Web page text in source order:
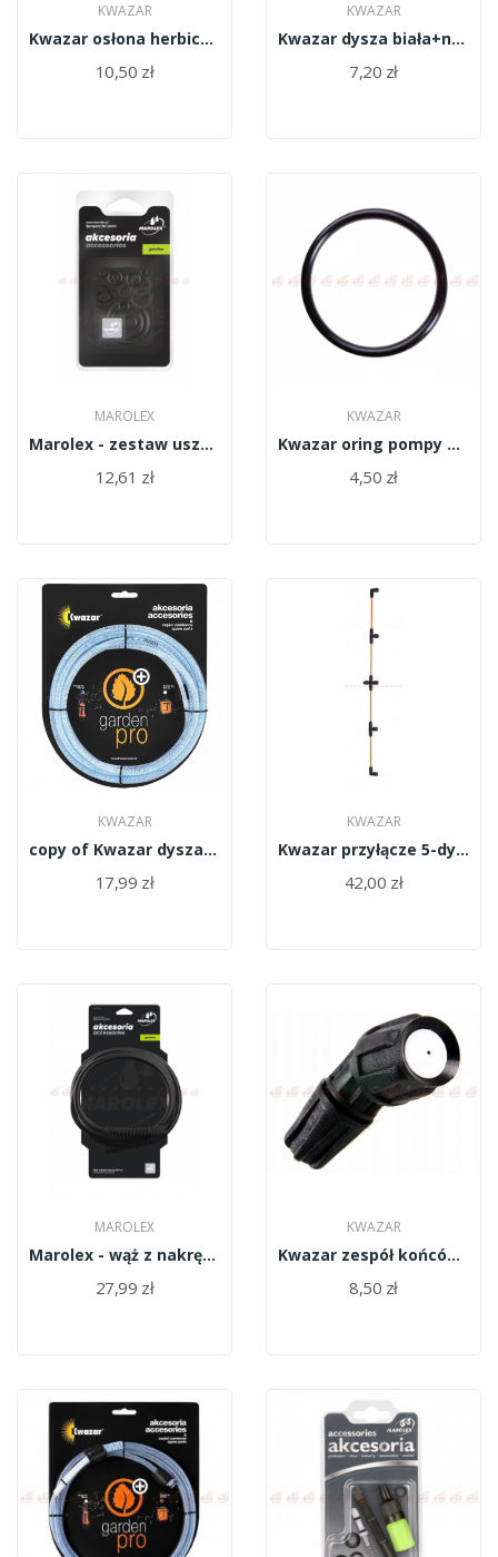
KWAZAR
Kwazar osłona herbicydowa TPT.0206
10,50 zł
KWAZAR
Kwazar dysza biała+nakrętka kpl.blister WAO.0856
7,20 zł
MAROLEX
Marolex - zestaw uszczelek ogólny Z08u
12,61 zł
KWAZAR
Kwazar oring pompy Orion 46x5 WAO.1107
4,50 zł
KWAZAR
copy of Kwazar dysza biała HC WAO.1090
17,99 zł
KWAZAR
Kwazar przyłącze 5-dyszowe WAO.0814
42,00 zł
MAROLEX
Marolex - wąż z nakrętkami 0,5m R011c/500
27,99 zł
KWAZAR
Kwazar zespół końcówki lancy blister WAO.0796
8,50 zł